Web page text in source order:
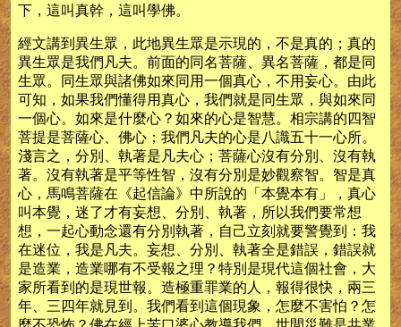
下，這叫真幹，這叫學佛。
經文講到異生眾，此地異生眾是示現的，不是真的；真的
異生眾是我們凡夫。前面的同名菩薩、異名菩薩，都是同
生眾。同生眾與諸佛如來同用一個真心，不用妄心。由此
可知，如果我們懂得用真心，我們就是同生眾，與如來同
一個心。如來是什麼心？如來的心是智慧。相宗講的四智
菩提是菩薩心、佛心；我們凡夫的心是八識五十一心所。
淺言之，分別、執著是凡夫心；菩薩心沒有分別、沒有執
著。沒有執著是平等性智，沒有分別是妙觀察智。智是真
心，馬鳴菩薩在《起信論》中所說的「本覺本有」，真心
叫本覺，迷了才有妄想、分別、執著，所以我們要常想
想，一起心動念還有分別執著，自己立刻就要警覺到：我
在迷位，我是凡夫。妄想、分別、執著全是錯誤，錯誤就
是造業，造業哪有不受報之理？特別是現代這個社會，大
家所看到的是現世報。造極重罪業的人，報得很快，兩三
年、三四年就見到。我們看到這個現象，怎麼不害怕？怎